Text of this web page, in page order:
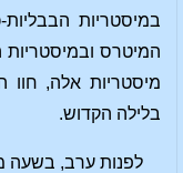
במיסטריות
המיטרס
מיסטריות אלה,
בלילה הקדוש.
לפנות ערב, בשעה